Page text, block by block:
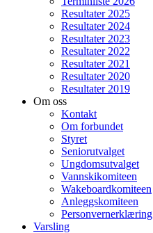
Resultater 2025
Resultater 2024
Resultater 2023
Resultater 2022
Resultater 2021
Resultater 2020
Resultater 2019
Om oss
Kontakt
Om forbundet
Styret
Seniorutvalget
Ungdomsutvalget
Vannskikomiteen
Wakeboardkomiteen
Anleggskomiteen
Personvernerklæring
Varsling